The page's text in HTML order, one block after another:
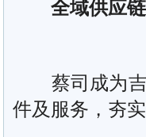
全域供应链
蔡司成为吉
件及服务，夯